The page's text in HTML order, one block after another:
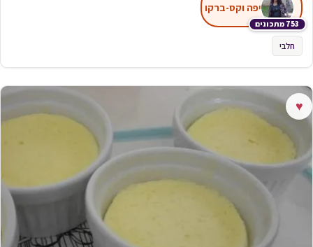
753 מתכונים
יפה וקס-ברקו
חלבי
♥